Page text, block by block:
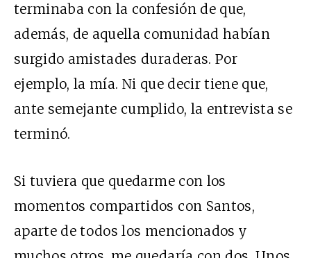
terminaba con la confesión de que,
además, de aquella comunidad habían
surgido amistades duraderas. Por
ejemplo, la mía. Ni que decir tiene que,
ante semejante cumplido, la entrevista se
terminó.
Si tuviera que quedarme con los
momentos compartidos con Santos,
aparte de todos los mencionados y